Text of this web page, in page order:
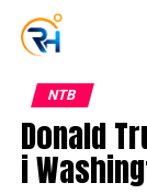
NTB
Donald
i